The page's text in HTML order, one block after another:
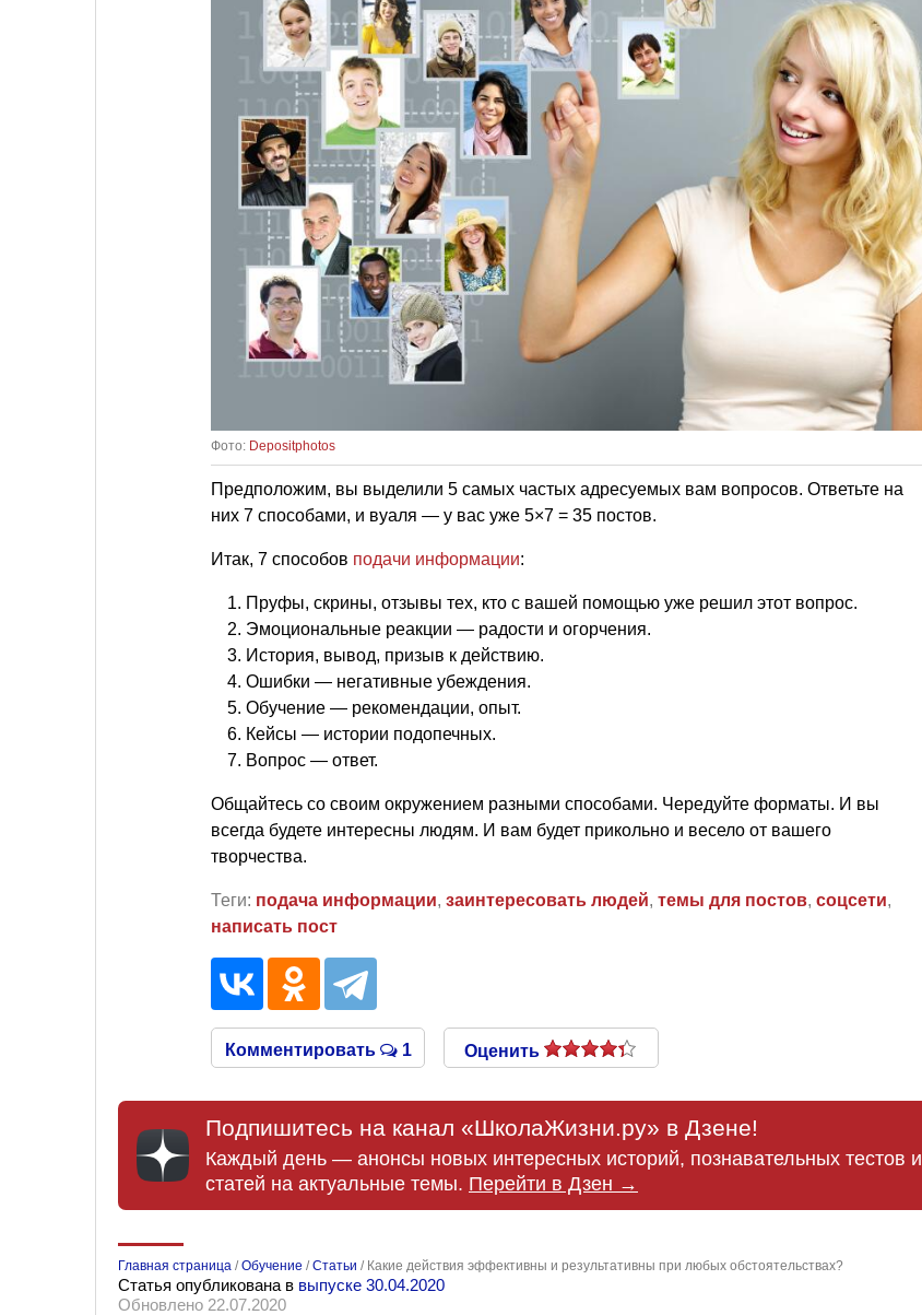
Фото: Depositphotos
Предположим, вы выделили 5 самых частых адресуемых вам вопросов. Ответьте на
них 7 способами, и вуаля — у вас уже 5×7 = 35 постов.
Итак, 7 способов подачи информации:
Пруфы, скрины, отзывы тех, кто с вашей помощью уже решил этот вопрос.
Эмоциональные реакции — радости и огорчения.
История, вывод, призыв к действию.
Ошибки — негативные убеждения.
Обучение — рекомендации, опыт.
Кейсы — истории подопечных.
Вопрос — ответ.
Общайтесь со своим окружением разными способами. Чередуйте форматы. И вы
всегда будете интересны людям. И вам будет прикольно и весело от вашего
творчества.
Теги: подача информации, заинтересовать людей, темы для постов, соцсети,
написать пост
Комментировать 1 Оценить
Подпишитесь на канал «ШколаЖизни.ру» в Дзене!
Каждый день — анонсы новых интересных историй, познавательных тестов и
статей на актуальные темы. Перейти в Дзен →
Главная страница /Обучение /Статьи / Какие действия эффективны и результативны при любых обстоятельствах?
Статья опубликована в выпуске 30.04.2020
Обновлено 22.07.2020